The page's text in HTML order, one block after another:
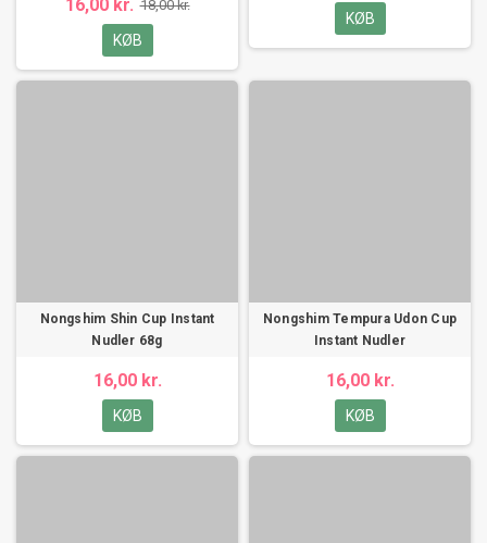
16,00 kr. 18,00 kr.
KØB
KØB
Nongshim Shin Cup Instant
Nudler 68g
16,00 kr.
KØB
Nongshim Tempura Udon Cup
Instant Nudler
16,00 kr.
KØB